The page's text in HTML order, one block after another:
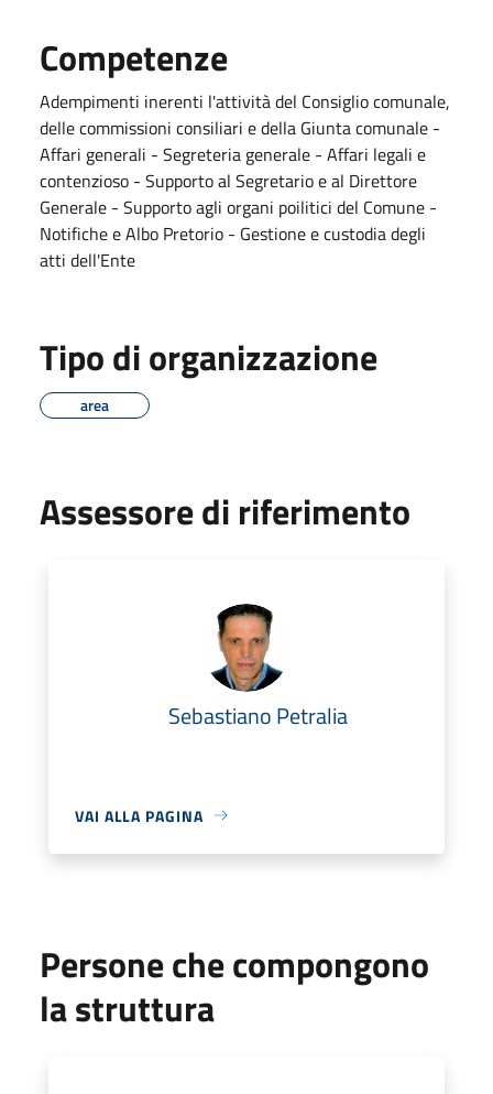
Competenze
Adempimenti inerenti l'attività del Consiglio comunale,
delle commissioni consiliari e della Giunta comunale -
Affari generali - Segreteria generale - Affari legali e
contenzioso - Supporto al Segretario e al Direttore
Generale - Supporto agli organi poilitici del Comune -
Notifiche e Albo Pretorio - Gestione e custodia degli
atti dell'Ente
Tipo di organizzazione
area
Assessore di riferimento
Sebastiano Petralia
VAI ALLA PAGINA
Persone che compongono
la struttura